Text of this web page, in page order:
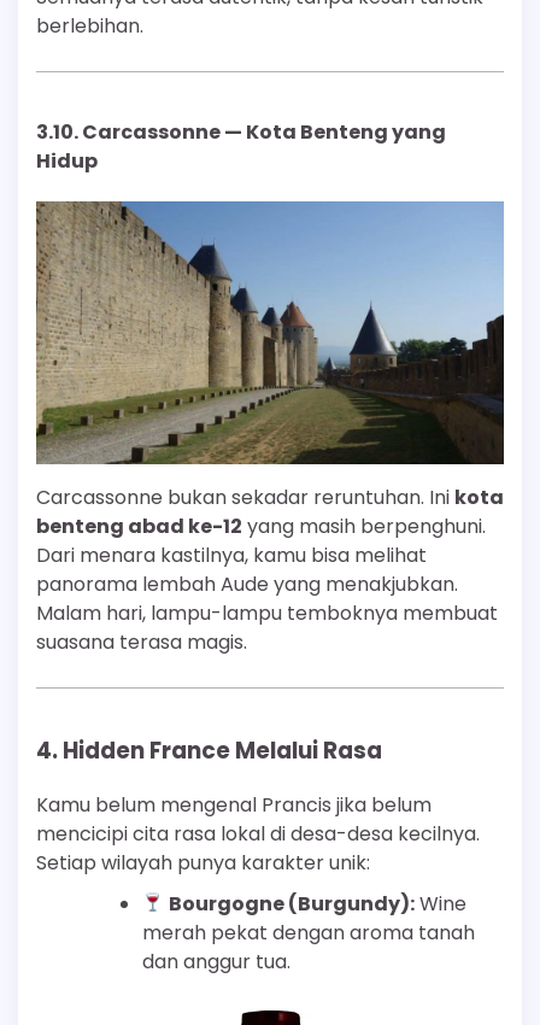
berlebihan.
3.10.Carcassonne — Kota Benteng yang
Hidup
Carcassonne bukan sekadar reruntuhan. Ini kota
benteng abad ke-12 yang masih berpenghuni.
Dari menara kastilnya, kamu bisa melihat
panorama lembah Aude yang menakjubkan.
Malam hari, lampu-lampu temboknya membuat
suasana terasa magis.
4. Hidden France Melalui Rasa
Kamu belum mengenal Prancis jika belum
mencicipi cita rasa lokal di desa-desa kecilnya.
Setiap wilayah punya karakter unik:
Bourgogne (Burgundy):Wine
merah pekat dengan aroma tanah
dan anggur tua.